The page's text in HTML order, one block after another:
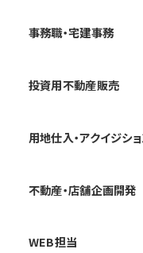
事務職・宅建事務
投資用不動産販売
用地仕入・アクイジシ
不動産・店舗企画開発
WEB担当